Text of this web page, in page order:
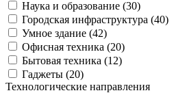
Наука и образование (30)
Городская инфраструктура (40)
Умное здание (42)
Офисная техника (20)
Бытовая техника (12)
Гаджеты (20)
Технологические направления